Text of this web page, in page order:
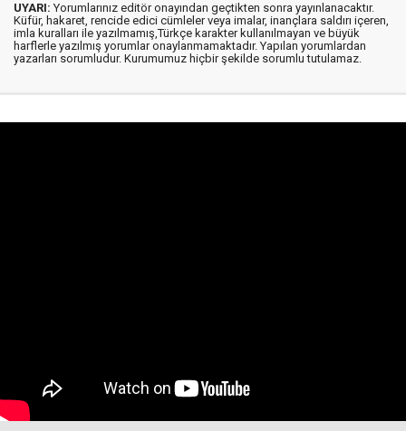
UYARI: Yorumlarınız editör onayından geçtikten sonra yayınlanacaktır.
Küfür, hakaret, rencide edici cümleler veya imalar, inançlara saldırı içeren,
imla kuralları ile yazılmamış,Türkçe karakter kullanılmayan ve büyük
harflerle yazılmış yorumlar onaylanmamaktadır. Yapılan yorumlardan
yazarları sorumludur. Kurumumuz hiçbir şekilde sorumlu tutulamaz.